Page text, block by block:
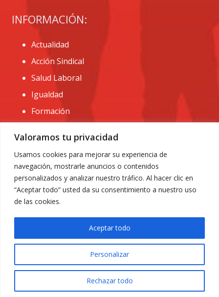
Valoramos tu privacidad
Usamos cookies para mejorar su experiencia de
navegación, mostrarle anuncios o contenidos
personalizados y analizar nuestro tráfico. Al hacer clic en
“Aceptar todo” usted da su consentimiento a nuestro uso
de las cookies.
Personalizar
Rechazar todo
Aceptar todo
INFORMACIÓN:
Actualidad
Acción Sindical
Salud Laboral
Igualdad
Formación
CONTACTO:
administracion@usomurcia.org
968 25 01 20
C/ Huerto de las bombas nº6. 30009 Murcia
Privacidad|
© 2018 Todos los derechos reservados. Diseño web
ACRILONIA